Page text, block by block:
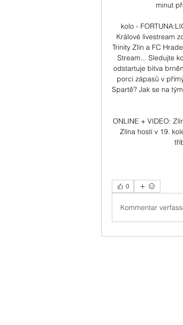
minut
kolo -
Králové livestream
Trinity Zlín a FC
Stream... Sledujte
odstartuje bitva
porci zápasů v
Spartě? Jak se na
ONLINE + VIDEO:
Zlína hostí v 19.
0
Kommentar